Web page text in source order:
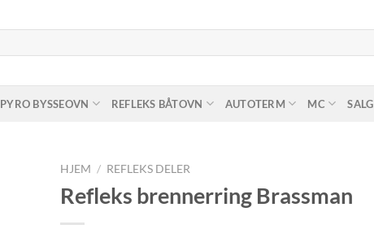
PYRO BYSSEOVN REFLEKS BÅTOVN AUTOTERM MC SALG
HJEM / REFLEKS DELER
Refleks brennerring Brassman